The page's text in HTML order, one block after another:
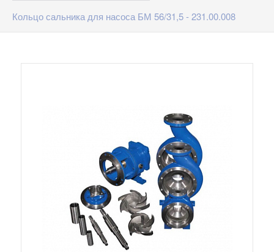
Кольцо сальника для насоса БМ 56/31,5 - 231.00.008